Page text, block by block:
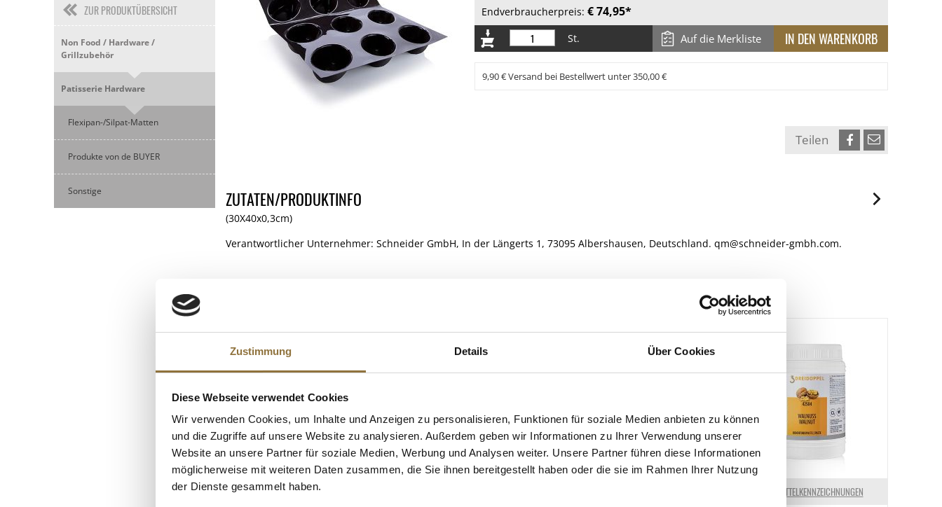
Zustimmung Details Über Cookies
Diese Webseite verwendet Cookies
Wir verwenden Cookies, um Inhalte und Anzeigen zu personalisieren, Funktionen für soziale Medien anbieten zu können
und die Zugriffe auf unsere Website zu analysieren. Außerdem geben wir Informationen zu Ihrer Verwendung unserer
Website an unsere Partner für soziale Medien, Werbung und Analysen weiter. Unsere Partner führen diese Informationen
möglicherweise mit weiteren Daten zusammen, die Sie ihnen bereitgestellt haben oder die sie im Rahmen Ihrer Nutzung
der Dienste gesammelt haben.
ZUR PRODUKTÜBERSICHT
Non Food / Hardware /
Grillzubehör
Patisserie Hardware
Flexipan-/Silpat-Matten
Produkte von de BUYER
Sonstige
Endverbraucherpreis: € 74,95*
St. Auf die Merkliste
9,90 € Versand bei Bestellwert unter 350,00 €
Teilen
ZUTATEN/PRODUKTINFO
(30X40x0,3cm)
Verantwortlicher Unternehmer: Schneider GmbH, In der Längerts 1, 73095 Albershausen, Deutschland. qm@schneider-gmbh.com.
KENNZEICHNUNGEN U. SPEZIFIKATIONEN LEBENSMITTELKENNZEICHNUNGEN